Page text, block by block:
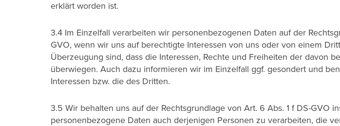
erklärt worden ist.
3.4 Im Einzelfall verarbeiten wir personenbezogenen Daten auf der
GVO, wenn wir uns auf berechtigte Interessen von uns oder von einem
Überzeugung sind, dass die Interessen, Rechte und Freiheiten der davon
überwiegen. Auch dazu informieren wir im Einzelfall ggf. gesondert und
Interessen bzw. die des Dritten.
3.5 Wir behalten uns auf der Rechtsgrundlage von Art. 6 Abs. 1 f DS-GVO
personenbezogene Daten auch derjenigen Personen zu verarbeiten, die